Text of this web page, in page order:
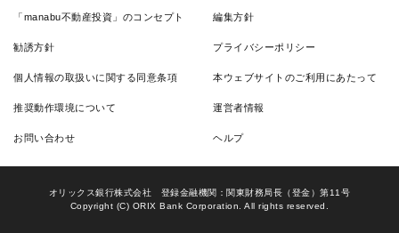
「manabu不動産投資」のコンセプト 編集方針
勧誘方針 プライバシーポリシー
個人情報の取扱いに関する同意条項 本ウェブサイトのご利用にあたって
推奨動作環境について 運営者情報
お問い合わせ ヘルプ
オリックス銀行株式会社 登録金融機関：関東財務局長（登金）第11号
Copyright (C) ORIX Bank Corporation. All rights reserved.